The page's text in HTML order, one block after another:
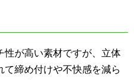
性が高い素材ですが、立体
締め付けや不快感を減ら